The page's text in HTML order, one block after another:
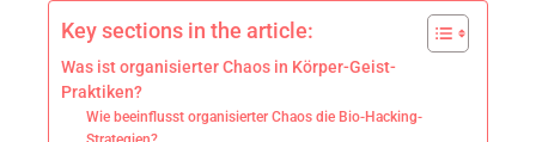
Key sections in the article:
Was ist organisierter Chaos in Körper-Geist-
Praktiken?
Wie beeinflusst organisierter Chaos die Bio-Hacking-